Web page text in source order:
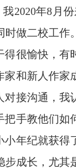
我2020年8月
时做二校工作
得很愉快，
家和新人作家
对接沟通，我
把手教他们如
小年纪就获得
步成长，尤其